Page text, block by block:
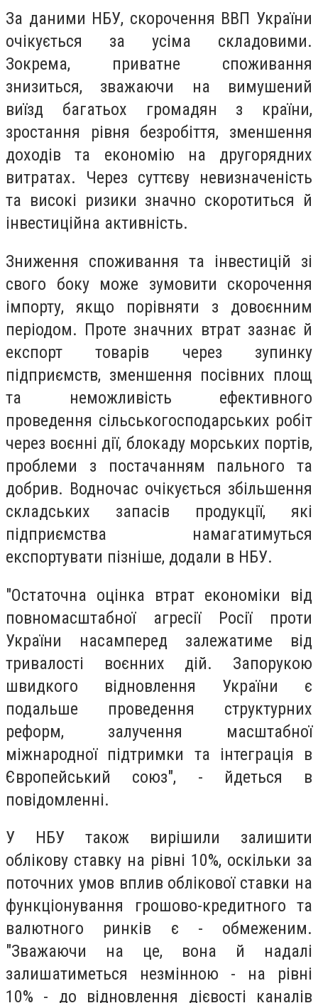
За даними НБУ, скорочення ВВП України
очікується за усіма складовими.
Зокрема, приватне споживання
знизиться, зважаючи на вимушений
виїзд багатьох громадян з країни,
зростання рівня безробіття, зменшення
доходів та економію на другорядних
витратах. Через суттєву невизначеність
та високі ризики значно скоротиться й
інвестиційна активність.
Зниження споживання та інвестицій зі
свого боку може зумовити скорочення
імпорту, якщо порівняти з довоєнним
періодом. Проте значних втрат зазнає й
експорт товарів через зупинку
підприємств, зменшення посівних площ
та неможливість ефективного
проведення сільськогосподарських робіт
через воєнні дії, блокаду морських портів,
проблеми з постачанням пального та
добрив. Водночас очікується збільшення
складських запасів продукції, які
підприємства намагатимуться
експортувати пізніше, додали в НБУ.
"Остаточна оцінка втрат економіки від
повномасштабної агресії Росії проти
України насамперед залежатиме від
тривалості воєнних дій. Запорукою
швидкого відновлення України є
подальше проведення структурних
реформ, залучення масштабної
міжнародної підтримки та інтеграція в
Європейський союз", - йдеться в
повідомленні.
У НБУ також вирішили залишити
облікову ставку на рівні 10%, оскільки за
поточних умов вплив облікової ставки на
функціонування грошово-кредитного та
валютного ринків є - обмеженим.
"Зважаючи на це, вона й надалі
залишатиметься незмінною - на рівні
10% - до відновлення дієвості каналів